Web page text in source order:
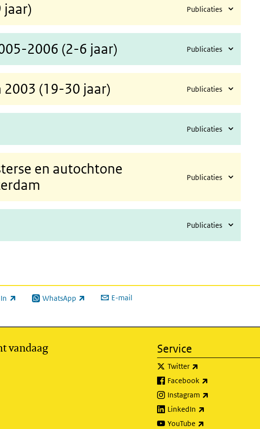
jaar) Publicaties
2006 (2-6 jaar) Publicaties
2003 (19-30 jaar) Publicaties
Publicaties
en autochtone
Publicaties
Publicaties
WhatsApp
(externe link) E-mail
vandaag Service
Twitter
Facebook
Instagram
LinkedIn
YouTube